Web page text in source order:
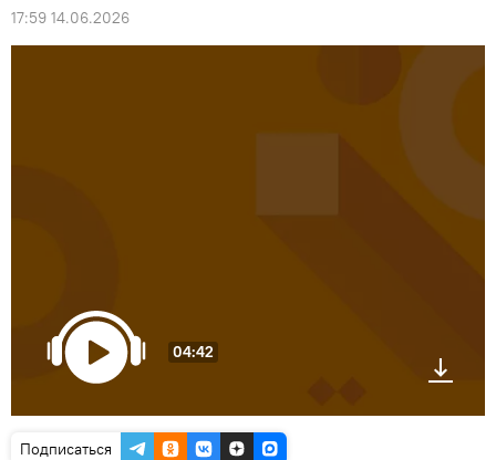
17:59 14.06.2026
04:42
Подписаться